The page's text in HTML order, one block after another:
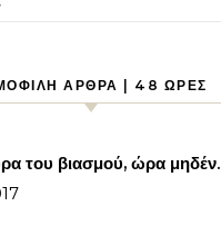
ΆΡΘΡΑ | 48 ΏΡΕΣ
του βιασμού, ώρα μηδέν.